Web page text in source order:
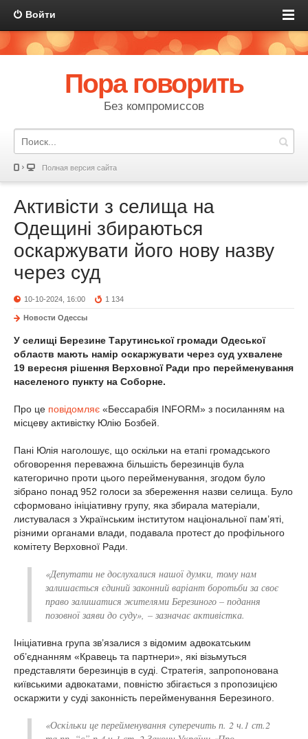
Войти
Пора говорить
Без компромиссов
Полная версия сайта
Активісти з селища на
Одещині збираються
оскаржувати його нову назву
через суд
10-10-2024, 16:00 1 134
Новости Одессы
У селищі Березине Тарутинської громади Одеської
областв мають намір оскаржувати через суд ухвалене
19 вересня рішення Верховної Ради про перейменування
населеного пункту на Соборне.
Про це повідомляє «Бессарабія INFORM» з посиланням на
місцеву активістку Юлію Бозбей.
Пані Юлія наголошує, що оскільки на етапі громадського
обговорення переважна більшість березинців була
категорично проти цього перейменування, згодом було
зібрано понад 952 голоси за збереження назви селища. Було
сформовано ініціативну групу, яка збирала матеріали,
листувалася з Українським інститутом національної пам’яті,
різними органами влади, подавала протест до профільного
комітету Верховної Ради.
«Депутати не дослухалися нашої думки, тому нам
залишається єдиний законний варіант боротьби за своє
право залишатися жителями Березиного – подання
позовної заяви до суду», – зазначає активістка.
Ініціативна група зв’язалися з відомим адвокатським
об’єднанням «Кравець та партнери», які візьмуться
представляти березинців в суді. Стратегія, запропонована
київськими адвокатами, повністю збігається з пропозицією
оскаржити у суді законність перейменування Березиного.
«Оскільки це перейменування суперечить п. 2 ч.1 ст.2